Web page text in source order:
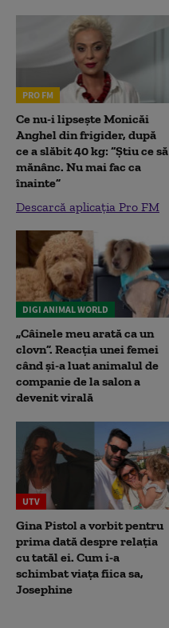
PRO FM
Ce nu-i lipsește Monicăi
Anghel din frigider, după
ce a slăbit 40 kg: “Știu ce să
mănânc. Nu mai fac ca
înainte”
Descarcă aplicația Pro FM
DIGI ANIMAL WORLD
„Câinele meu arată ca un
clovn”. Reacția unei femei
când și-a luat animalul de
companie de la salon a
devenit virală
UTV
Gina Pistol a vorbit pentru
prima dată despre relația
cu tatăl ei. Cum i-a
schimbat viața fiica sa,
Josephine